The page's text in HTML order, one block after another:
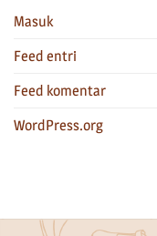
Masuk
Feed entri
Feed komentar
WordPress.org